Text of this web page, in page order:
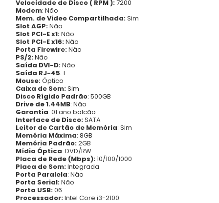
Velocidade de Disco ( RPM ):7200
Modem: Não
Mem. de Video Compartilhada:Sim
Slot AGP:Não
Slot PCI-E x1:Não
Slot PCI-E x16:Não
Porta Firewire:Não
PS/2:Não
Saída DVI-D:Não
Saída RJ-45: 1
Mouse:Óptico
Caixa de Som:Sim
Disco Rígido Padrão: 500GB
Drive de 1.44MB: Não
Garantia: 01 ano balcão
Interface de Disco:SATA
Leitor de Cartão de Memória: Sim
Memória Máxima: 8GB
Memória Padrão:2GB
Mídia Óptica: DVD/RW
Placa de Rede (Mbps):10/100/1000
Placa de Som:Integrada
Porta Paralela: Não
Porta Serial:Não
Porta USB:06
Processador:Intel Core i3-2100